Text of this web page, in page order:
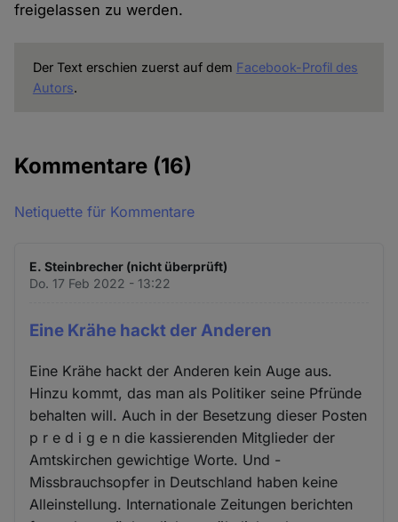
freigelassen zu werden.
Der Text erschien zuerst auf dem Facebook-Profil des
Autors.
Kommentare (16)
Netiquette für Kommentare
E. Steinbrecher (nicht überprüft)
Do. 17 Feb 2022 - 13:22
Eine Krähe hackt der Anderen
Eine Krähe hackt der Anderen kein Auge aus.
Hinzu kommt, das man als Politiker seine Pfründe
behalten will. Auch in der Besetzung dieser Posten
p r e d i g e n die kassierenden Mitglieder der
Amtskirchen gewichtige Worte. Und -
Missbrauchsopfer in Deutschland haben keine
Alleinstellung. Internationale Zeitungen berichten